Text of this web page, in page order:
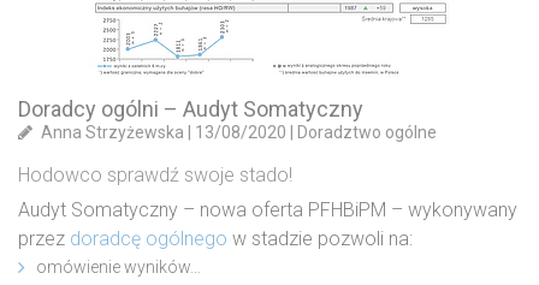
Doradcy ogólni – Audyt Somatyczny
Anna Strzyżewska 13/08/2020 Doradztwo ogólne
Hodowco sprawdź swoje stado!
Audyt Somatyczny – nowa oferta PFHBiPM – wykonywany
przez doradcę ogólnego w stadzie pozwoli na:
omówienie wyników…